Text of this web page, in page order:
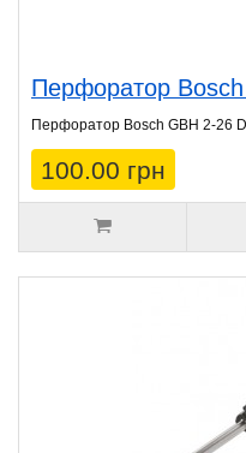
Перфоратор
Перфоратор Bosch GBH 2-26
100.00 грн